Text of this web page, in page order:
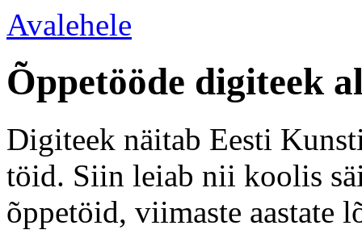
Avalehele
Õppetööde digiteek
Digiteek näitab Eesti
töid. Siin leiab nii koolis
õppetöid, viimaste aastate